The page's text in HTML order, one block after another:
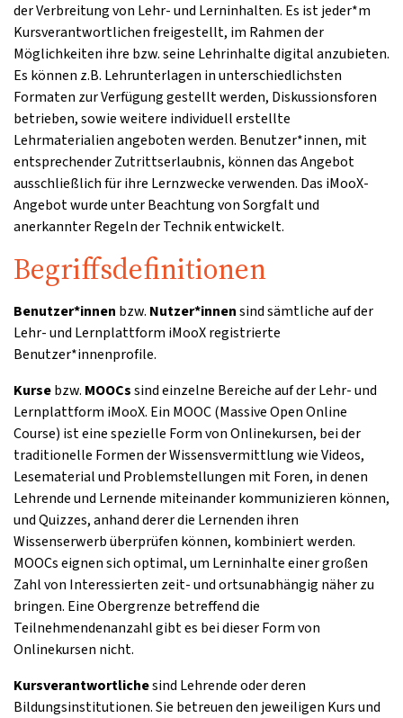
der Verbreitung von Lehr- und Lerninhalten. Es ist jeder*m
Kursverantwortlichen freigestellt, im Rahmen der
Möglichkeiten ihre bzw. seine Lehrinhalte digital anzubieten.
Es können z.B. Lehrunterlagen in unterschiedlichsten
Formaten zur Verfügung gestellt werden, Diskussionsforen
betrieben, sowie weitere individuell erstellte
Lehrmaterialien angeboten werden. Benutzer*innen, mit
entsprechender Zutrittserlaubnis, können das Angebot
ausschließlich für ihre Lernzwecke verwenden. Das iMooX-
Angebot wurde unter Beachtung von Sorgfalt und
anerkannter Regeln der Technik entwickelt.
Begriffsdefinitionen
Benutzer*innen bzw. Nutzer*innensind sämtliche auf der
Lehr- und Lernplattform iMooX registrierte
Benutzer*innenprofile.
Kursebzw. MOOCssind einzelne Bereiche auf der Lehr- und
Lernplattform iMooX. Ein MOOC (Massive Open Online
Course) ist eine spezielle Form von Onlinekursen, bei der
traditionelle Formen der Wissensvermittlung wie Videos,
Lesematerial und Problemstellungen mit Foren, in denen
Lehrende und Lernende miteinander kommunizieren können,
und Quizzes, anhand derer die Lernenden ihren
Wissenserwerb überprüfen können, kombiniert werden.
MOOCs eignen sich optimal, um Lerninhalte einer großen
Zahl von Interessierten zeit- und ortsunabhängig näher zu
bringen. Eine Obergrenze betreffend die
Teilnehmendenanzahl gibt es bei dieser Form von
Onlinekursen nicht.
Kursverantwortlichesind Lehrende oder deren
Bildungsinstitutionen. Sie betreuen den jeweiligen Kurs und